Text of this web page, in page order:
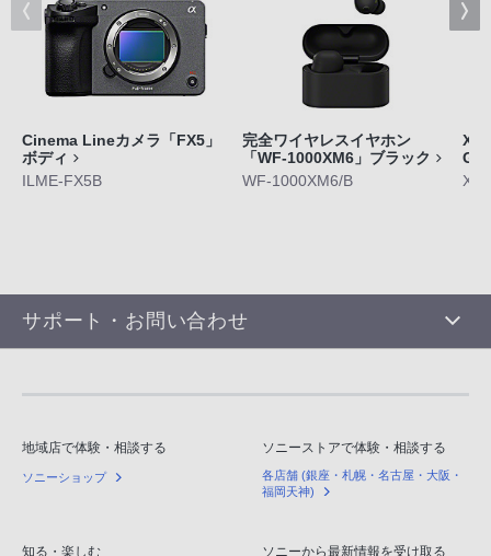
Cinema Lineカメラ「FX5」
ボディ
ILME-FX5B
完全ワイヤレスイヤホン
「WF-1000XM6」ブラック
WF-1000XM6/B
サポート・お問い合わせ
地域店で体験・相談する
ソニーショップ
ソニーストアで体験・相談する
各店舗 (銀座・札幌・名古屋・大阪・
福岡天神)
知る・楽しむ ソニーから最新情報を受け取る